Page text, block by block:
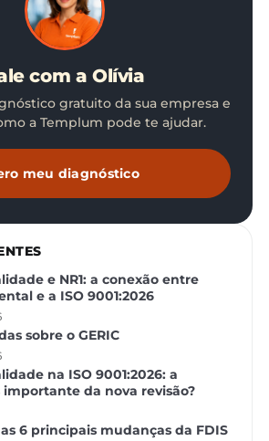
com a Olívia
gratuito da sua empresa e
a Templum pode te ajudar.
meu diagnóstico
e NR1: a conexão entre
e a ISO 9001:2026
sobre o GERIC
na ISO 9001:2026: a
da nova revisão?
as 6 principais mudanças da FDIS